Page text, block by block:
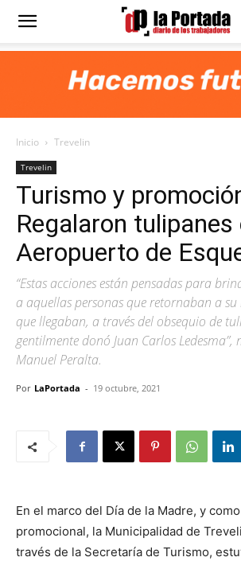
Diario
Portada
Inicio Trevelin
Trevelin
Turismo y
Regalaron tulipanes
Aeropuerto de
“Estas acciones están pensadas para
a aquellas personas que retornaban a
que llegaban, a través del obsequio de
gentilmente donó Juan Carlos Ledesma”,
Manuel Peralta.
Por LaPortada - 19 octubre, 2021
En el marco del Día de la Madre, y
promocional, la Municipalidad de
través de la Secretaría de Turismo,